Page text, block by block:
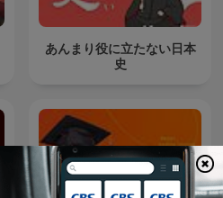
あんまり役に立たない日本
史